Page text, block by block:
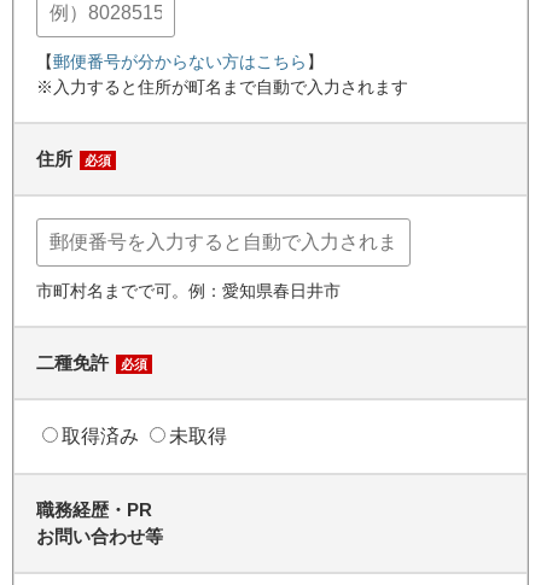
【郵便番号が分からない方はこちら 】
※入力すると住所が町名まで自動で入力されます
住所 必須
市町村名までで可。例：愛知県春日井市
二種免許 必須
取得済み 未取得
職務経歴・PR
お問い合わせ等